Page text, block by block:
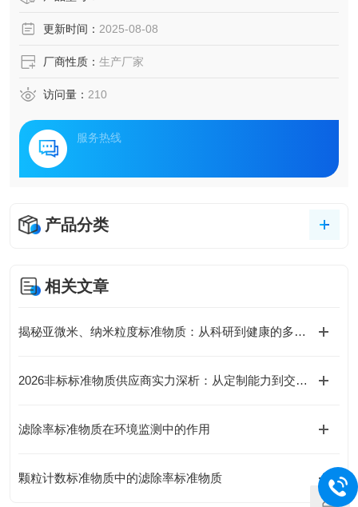
更新时间： 2025-08-08
厂商性质： 生产厂家
访问量： 210
服务热线
产品分类
相关文章
揭秘亚微米、纳米粒度标准物质：从科研到健康的多领域应用
2026非标标准物质供应商实力深析：从定制能力到交付时效，精选北京海岸鸿蒙
滤除率标准物质在环境监测中的作用
颗粒计数标准物质中的滤除率标准物质